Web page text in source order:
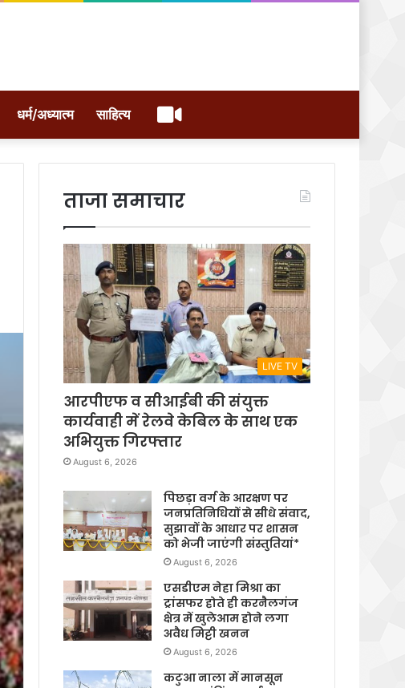
धर्म/अध्यात्म साहित्य वीडियो
ताजा समाचार
LIVE TV
आरपीएफ व सीआईबी की संयुक्त
कार्यवाही में रेलवे केबिल के साथ एक
अभियुक्त गिरफ्तार
August 6, 2026
पिछड़ा वर्ग के आरक्षण पर
जनप्रतिनिधियों से सीधे संवाद,
सुझावों के आधार पर शासन
को भेजी जाएंगी संस्तुतियां*
August 6, 2026
एसडीएम नेहा मिश्रा का
ट्रांसफर होते ही करनैलगंज
क्षेत्र में खुलेआम होने लगा
अवैध मिट्टी खनन
August 6, 2026
कटुआ नाला में मानसून